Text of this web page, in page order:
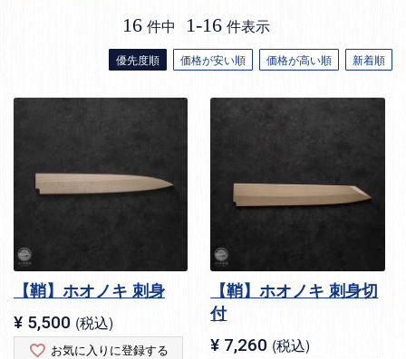
優先度順 価格が安い順 価格が高い順 新着順
16 件中 1-16 件表示
【鞘】ホオノキ 刺身
¥ 5,500 税込
お気に入りに登録する
【鞘】ホオノキ 刺身切
付
¥ 7,260 税込